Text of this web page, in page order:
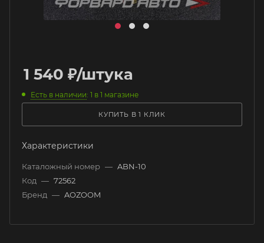
1 540 ₽/штука
Есть в наличии: 1 в 1 магазине
КУПИТЬ В 1 КЛИК
Характеристики
Каталожный номер — ABN-10
Код — 72562
Бренд — AOZOOM